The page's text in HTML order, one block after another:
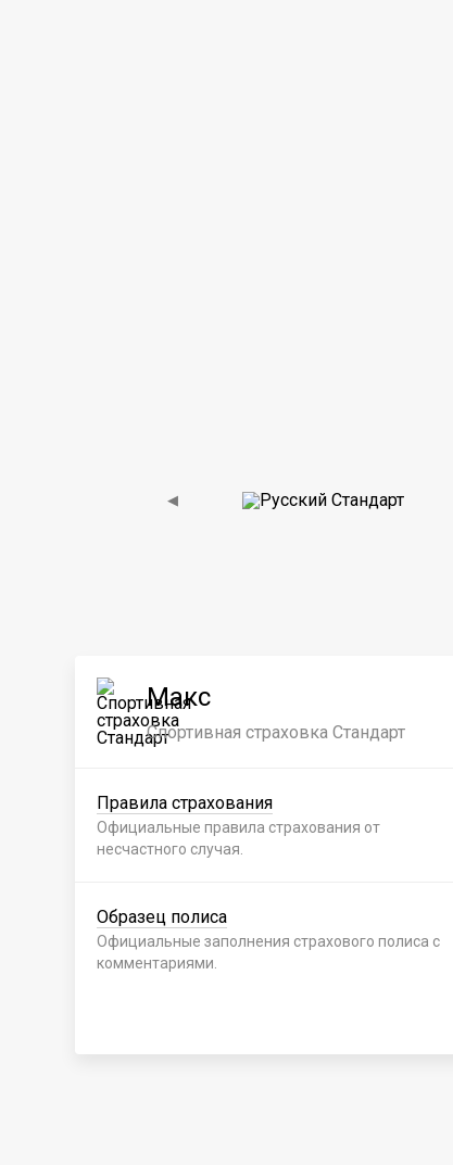
◀
Макс
Спортивная страховка Стандарт
Правила страхования
Официальные правила страхования от
несчастного случая.
Образец полиса
Официальные заполнения страхового полиса с
комментариями.